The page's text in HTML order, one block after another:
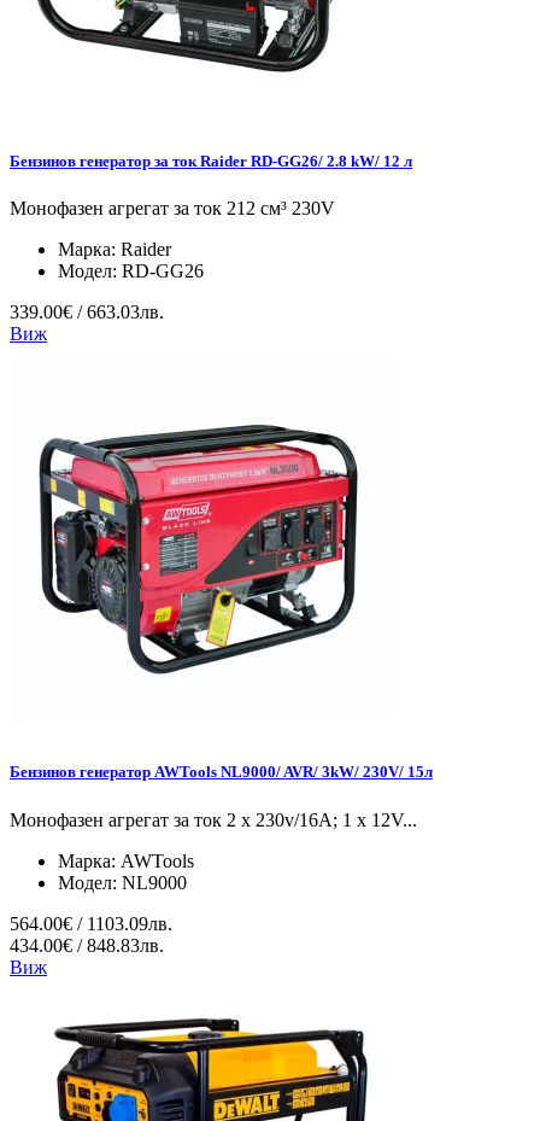
Бензинов генератор за ток Raider RD-GG26/ 2.8 kW/ 12 л
Монофазен агрегат за ток 212 см³ 230V
Марка: Raider
Модел: RD-GG26
339.00€ / 663.03лв.
Виж
Бензинов генератор AWTools NL9000/ AVR/ 3kW/ 230V/ 15л
Монофазен агрегат за ток 2 x 230v/16A; 1 x 12V...
Марка: AWTools
Модел: NL9000
564.00€ / 1103.09лв.
434.00€ / 848.83лв.
Виж